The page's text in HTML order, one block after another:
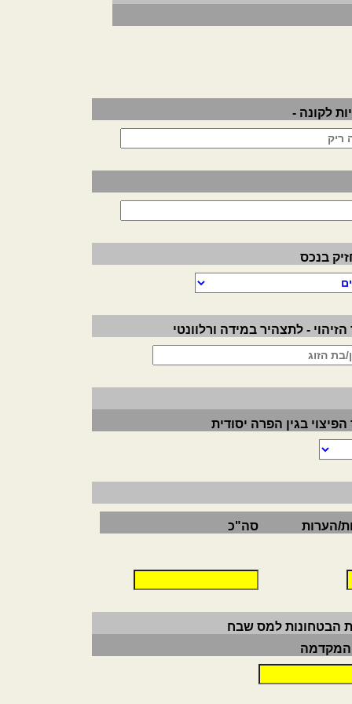
לקונה -
בנכס
- לתצהיר במידה ורלוונטי
הפיצוי בגין הפרה יסודית
סה"כ הערות
הבטחונות למס שבח
המקדמה